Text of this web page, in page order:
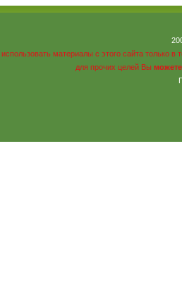
материалы с этого сайта только
для прочих целей Вы